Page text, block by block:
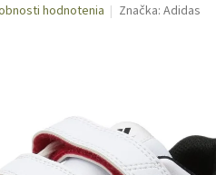
hodnotenia Značka:Adidas